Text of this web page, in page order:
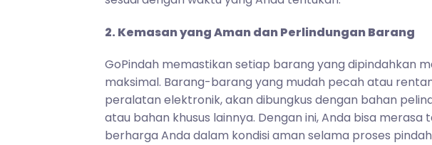
2. Kemasan yang Aman dan Perlindungan Barang
GoPindah memastikan setiap barang yang dipindahkan
maksimal. Barang-barang yang mudah pecah atau
peralatan elektronik, akan dibungkus dengan bahan
atau bahan khusus lainnya. Dengan ini, Anda bisa
berharga Anda dalam kondisi aman selama proses